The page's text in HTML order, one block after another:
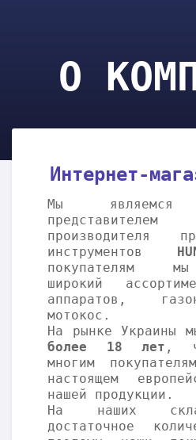
О
Интернет-
Мы являемся
представителем
производителя
инструментов
покупателям
широкий
аппаратов,
мотокос.
На рынке Украины
более 18 лет ,
многим
настоящем
нашей продукции.
На наших
достаточное